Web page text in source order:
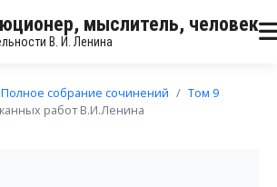
мыслитель, человек
В. И. Ленина
Полное собрание сочинений
Том 9
работ В.И.Ленина